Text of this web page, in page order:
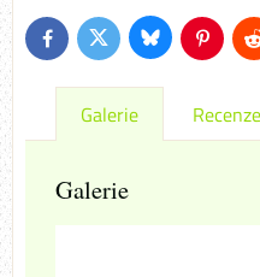
FacebookTwitterBluesky
Galerie Recenze
Galerie